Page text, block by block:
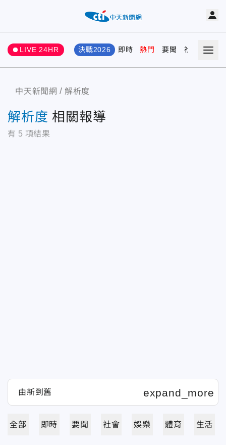
LIVE 24HR 決戰2026 即時 熱門 要聞 社會 娛樂
中天新聞網 解析度
解析度 相關報導
有 5 項結果
全部 即時 要聞 社會 娛樂 體育 生活